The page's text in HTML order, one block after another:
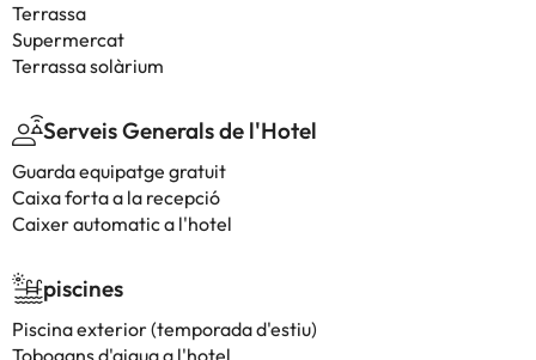
Terrassa
Supermercat
Terrassa solàrium
Serveis Generals de l'Hotel
Guarda equipatge gratuit
Caixa forta a la recepció
Caixer automatic a l'hotel
piscines
Piscina exterior (temporada d'estiu)
Tobogans d'aigua a l'hotel